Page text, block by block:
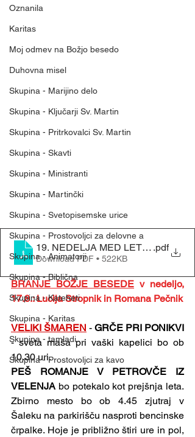
Oznanila
Karitas
Moj odmev na Božjo besedo
Duhovna misel
Skupina - Marijino delo
Skupina - Ključarji Sv. Martin
Skupina - Pritrkovalci Sv. Martin
Skupina - Skavti
Skupina - Ministranti
Skupina - Martinčki
Skupina - Svetopisemske urice
Skupina - Prostovoljci za delovne a
Skupina - Animatorji
Skupina - Biblična
Skupina - Kateheti
Skupina - Karitas
Skupina - tamladi
Skupina - Prostovoljci za kavo
19. NEDELJA MED LETOM - (10. 8.
.pdf
Download PDF • 522KB
BRANJE BOŽJE BESEDE v nedeljo,
17.8.: Lucija Stropnik in Romana Pečnik
VELIKI ŠMAREN -
- sveta maša pri vaški kapelici bo ob
10.30 uri.
PEŠ ROMANJE V PETROVČE IZ
VELENJA bo potekalo kot prejšnja leta.
Zbirno mesto bo ob 4.45 zjutraj v
Šaleku na parkirišču nasproti bencinske
črpalke. Hoje je približno štiri ure in pol,